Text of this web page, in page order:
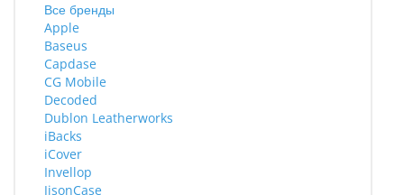
Все бренды
Apple
Baseus
Capdase
CG Mobile
Decoded
Dublon Leatherworks
iBacks
iCover
Invellop
JisonCase